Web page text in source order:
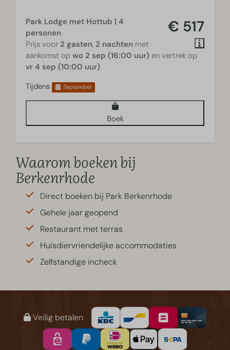
€ 517
Park Lodge met Hottub | 4
personen
Prijs voor 2 gasten, 2 nachten met
aankomst op wo 2 sep (16:00 uur) en vertrek op
vr 4 sep (10:00 uur)
Tijdens
September
Boek
Waarom boeken bij
Berkenrhode
Direct boeken bij Park Berkenrhode
Gehele jaar geopend
Restaurant met terras
Huisdiervriendelijke accommodaties
Zelfstandige incheck
Veilig betalen